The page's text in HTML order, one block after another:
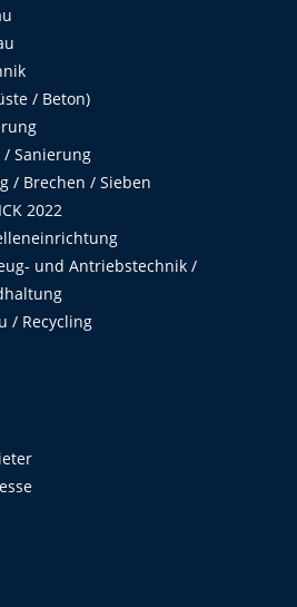
/ Beton)
/ Sanierung
/ Brechen / Sieben
2022
und Antriebstechnik /
/ Recycling